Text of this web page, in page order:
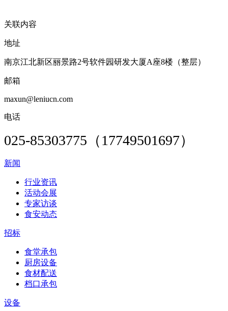
关联内容
地址
南京江北新区丽景路2号软件园研发大厦A座8楼（整层）
邮箱
maxun@leniucn.com
电话
025-85303775（17749501697）
新闻
行业资讯
活动会展
专家访谈
食安动态
招标
食堂承包
厨房设备
食材配送
档口承包
设备